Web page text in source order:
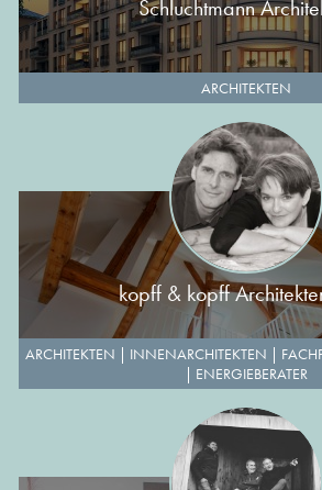
Schluchtmann
ARCHITEKTEN
kopff & kopff
ARCHITEKTEN | INNENARCHITEKTEN |
| ENERGIEBERATER